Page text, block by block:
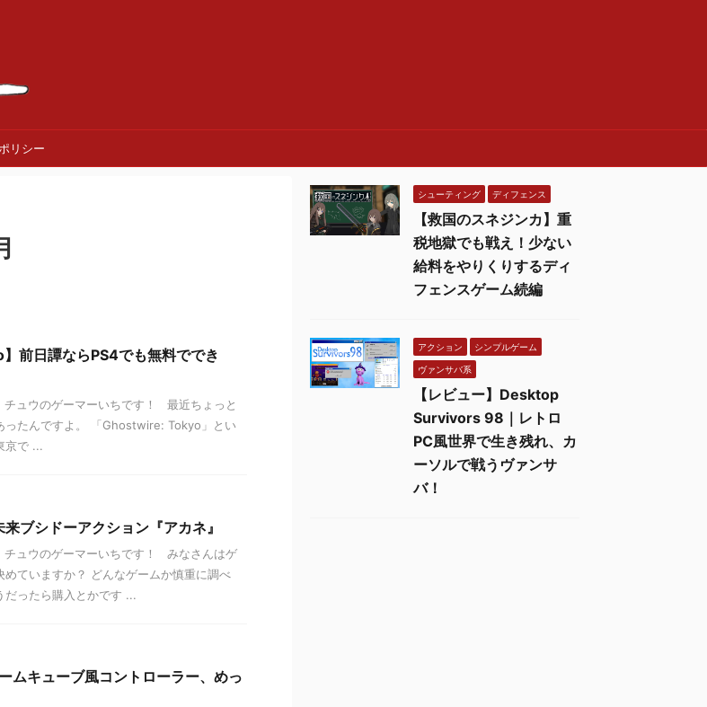
リシー
前日譚ならPS4でも無料ででき
チュウのゲーマーいちです！ 最近ちょっと
ったんですよ。 「Ghostwire: Tokyo」とい
京で ...
来ブシドーアクション『アカネ』
チュウのゲーマーいちです！ みなさんはゲ
めていますか？ どんなゲームか慎重に調べ
ったら購入とかです ...
ムキューブ風コントローラー、めっ
シューティング ディフェンス
【救国のスネジンカ】重
税地獄でも戦え！少ない
給料をやりくりするディ
フェンスゲーム続編
アクション シンプルゲーム
ヴァンサバ系
【レビュー】Desktop
Survivors 98｜レトロ
PC風世界で生き残れ、カ
ーソルで戦うヴァンサ
バ！